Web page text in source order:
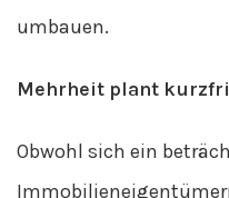
umbauen.
Mehrheit plant
Obwohl sich ein